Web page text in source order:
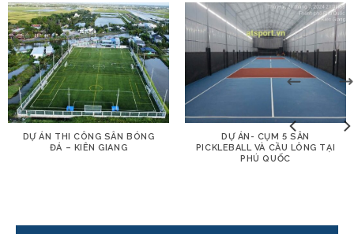
DỰ ÁN THI CÔNG SÂN BÓNG
ĐÁ – KIÊN GIANG
DỰ ÁN- CỤM 5 SÂN
PICKLEBALL VÀ CẦU LÔNG TẠI
PHÚ QUỐC